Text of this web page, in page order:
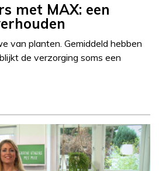
met MAX: een
van planten. Gemiddeld hebben
de verzorging soms een